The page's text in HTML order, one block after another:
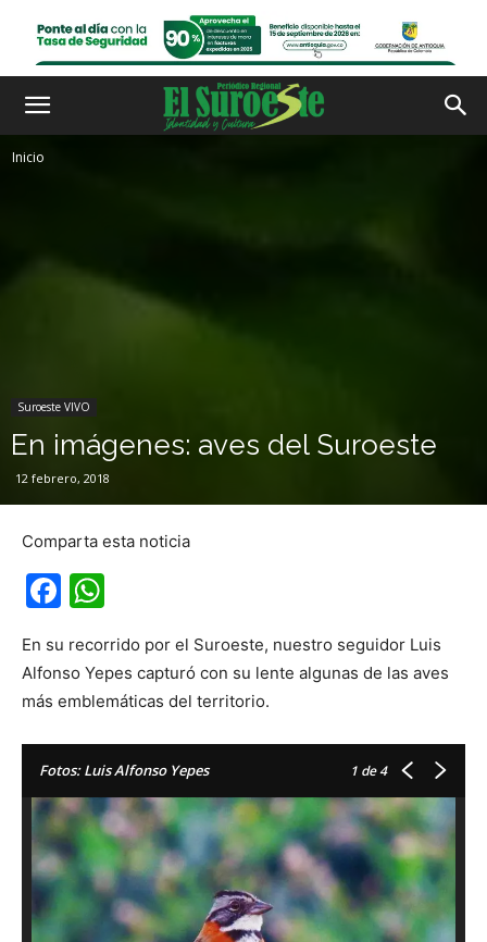
Inicio
Suroeste VIVO
En imágenes: aves del Suroeste
12 febrero, 2018
Comparta esta noticia
Facebook
En su recorrido por el Suroeste, nuestro seguidor Luis
Alfonso Yepes capturó con su lente algunas de las aves
más emblemáticas del territorio.
Fotos: Luis Alfonso Yepes 1 de 4